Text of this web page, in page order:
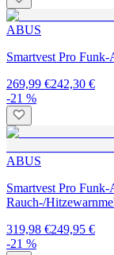
ABUS
Smartvest Pro Funk-
269,99 €242,30 €
-21 %
ABUS
Smartvest Pro
Rauch-/
319,98 €249,95 €
-21 %